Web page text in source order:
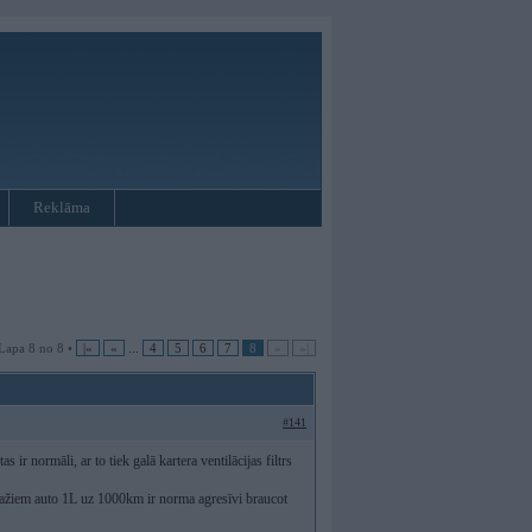
Reklāma
8 no 8 • |« « 4 5 6 7 8
#141
ir normāli, ar to tiek galā kartera ventilācijas filtrs
auto 1L uz 1000km ir norma agresīvi braucot